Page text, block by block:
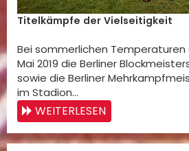
Titelkämpfe der Vielseitigkeit
Bei sommerlichen Temperaturen
Mai 2019 die Berliner
sowie die Berliner
im Stadion…
WEITERLESEN